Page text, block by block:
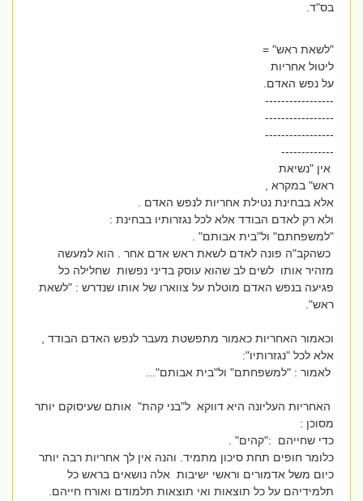
בס"ד.
"לשאת ראש" =
ליטול אחריות
על נפש האדם.
-----------------
-----------------
-----------------
-------------
אין "נשיאת
ראש" במקרא ,
אלא בבחינת נטילת אחריות לנפש האדם .
ולא רק לאדם הבודד אלא לכל נגזרותיו בבחינת :
"למשפחתם" ול"בית אבותם" .
כשהקב"ה פונה לאדם לשאת ראש אדם אחר . הוא למעשה
מזהיר אותו לשים לב שהוא עוסק בדיני נפשות שחלילה כל
פגיעה בנפש האדם מוטלת על צווארו של אותו שנדרש : "לשאת
ראש".
וכאמור האחריות כאמור מתפשטת מעבר לנפש האדם הבודד ,
אלא לכל "נגזרותיו":
לאמור : "למשפחתם" ול"בית אבותם"...
האחריות העליונה היא דווקא ל"בני קהת" אותם שעיסוקם יותר
מסוכן :
כדי שחייהם :"קהים" .
כלומר חופים תחת סיכון מתמיד. והנה אין לך אחריות רבה יותר
כיום משל אדמורים וראשי ישיבות אלה נושאים בראש כל
תלמידיהם על כל תוצאות ואי תוצאות תלמודם ואורח חייהם.